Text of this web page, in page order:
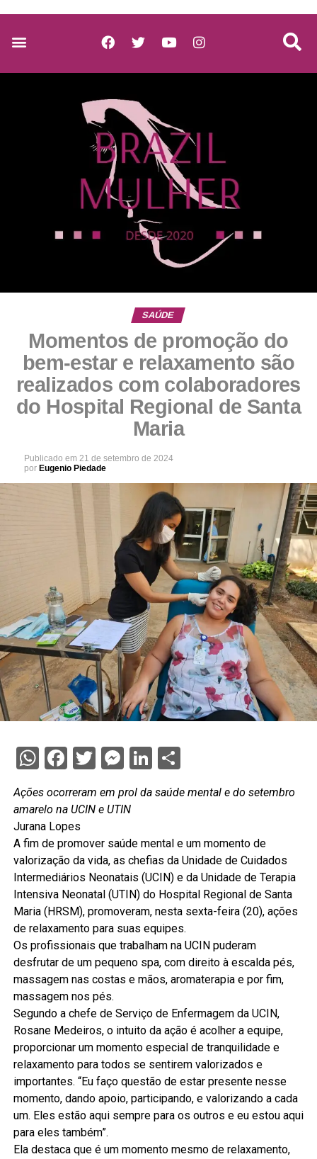
SAÚDE
Momentos de promoção do
bem-estar e relaxamento são
realizados com colaboradores
do Hospital Regional de Santa
Maria
Publicado em 21 de setembro de 2024
por Eugenio Piedade
WhatsApp
Facebook
TwitterMessenger
LinkedIn
Ações ocorreram em prol da saúde mental e do setembro
amarelo na UCIN e UTIN
Jurana Lopes
A fim de promover saúde mental e um momento de
valorização da vida, as chefias da Unidade de Cuidados
Intermediários Neonatais (UCIN) e da Unidade de Terapia
Intensiva Neonatal (UTIN) do Hospital Regional de Santa
Maria (HRSM), promoveram, nesta sexta-feira (20), ações
de relaxamento para suas equipes.
Os profissionais que trabalham na UCIN puderam
desfrutar de um pequeno spa, com direito à escalda pés,
massagem nas costas e mãos, aromaterapia e por fim,
massagem nos pés.
Segundo a chefe de Serviço de Enfermagem da UCIN,
Rosane Medeiros, o intuito da ação é acolher a equipe,
proporcionar um momento especial de tranquilidade e
relaxamento para todos se sentirem valorizados e
importantes. “Eu faço questão de estar presente nesse
momento, dando apoio, participando, e valorizando a cada
um. Eles estão aqui sempre para os outros e eu estou aqui
para eles também”.
Ela destaca que é um momento mesmo de relaxamento,